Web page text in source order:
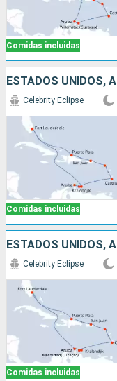
Comidas incluidas
Comidas incluidas
Celebrity Eclipse
Comidas incluidas
Celebrity Eclipse